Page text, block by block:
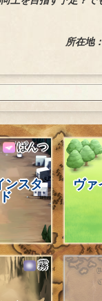
所在地
ンスタ
ぱんつ
ヴァ
霧